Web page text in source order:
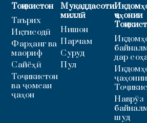
Тоҷикистон
Таърих
Иқтисодӣ
Фарҳанг ва
маориф
Сайёҳӣ
Тоҷикистон
ва ҷомеаи
ҷаҳон
Муқаддасоти
миллӣ
Нишон
Парчам
Суруд
Пул
ҷаҳонии
дар
ҷаҳонии
Наврӯз
шуд